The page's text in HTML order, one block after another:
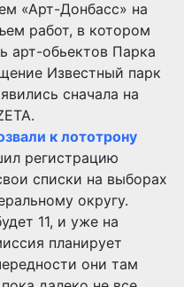
«Арт-Донбасс» на
работ, в котором
арт-обьектов Парка
Известный парк
сначала на
к лототрону
регистрацию
списки на выборах
округу.
11, и уже на
планирует
они там